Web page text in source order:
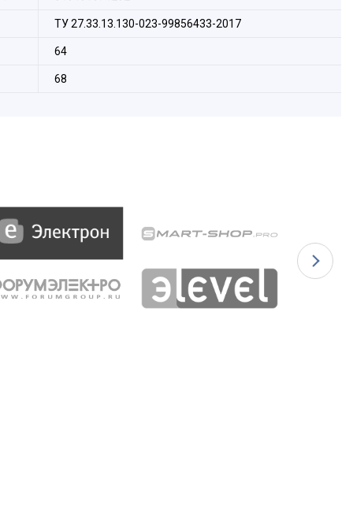
ТУ 27.33.13.130-023-99856433-2017
64
68